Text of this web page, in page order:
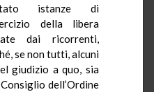
istanze di
della libera
dai ricorrenti,
se non tutti, alcuni
giudizio a quo, sia
dell’Ordine